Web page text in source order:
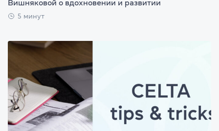
Вишняковой о вдохновении и развитии
5 минут